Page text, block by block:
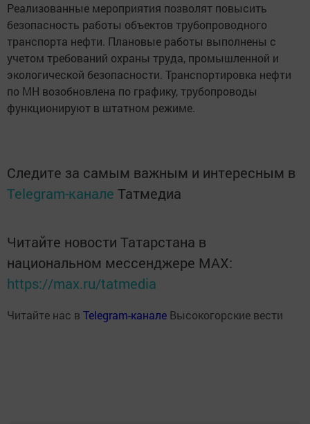
Реализованные мероприятия позволят повысить
безопасность работы объектов трубопроводного
транспорта нефти. Плановые работы выполнены с
учетом требований охраны труда, промышленной и
экологической безопасности. Транспортировка нефти
по МН возобновлена по графику, трубопроводы
функционируют в штатном режиме.
Следите за самым важным и интересным в
Telegram-канале Татмедиа
Читайте новости Татарстана в
национальном мессенджере MАХ:
https://max.ru/tatmedia
Читайте нас в Telegram-канале Высокогорские вести